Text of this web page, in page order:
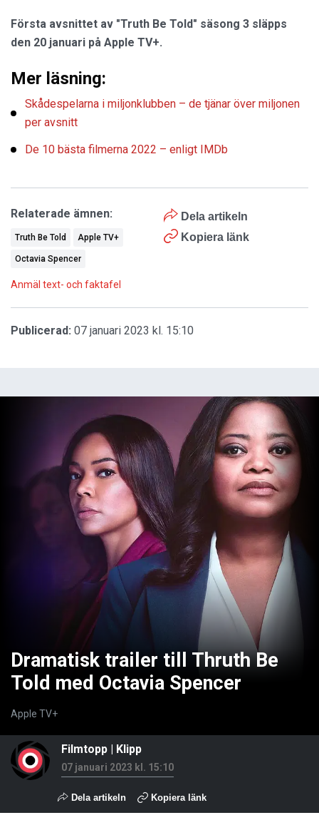
Första avsnittet av "Truth Be Told" säsong 3 släpps
den 20 januari på Apple TV+.
Mer läsning:
Skådespelarna i miljonklubben – de tjänar över miljonen
per avsnitt
De 10 bästa filmerna 2022 – enligt IMDb
Dela artikeln
Kopiera länk
Relaterade ämnen:
Truth Be Told Apple TV+
Octavia Spencer
Anmäl text- och faktafel
Publicerad: 07 januari 2023 kl. 15:10
Dramatisk trailer till Thruth Be
Told med Octavia Spencer
Apple TV+
Filmtopp | Klipp
07 januari 2023 kl. 15:10
Dela artikeln Kopiera länk